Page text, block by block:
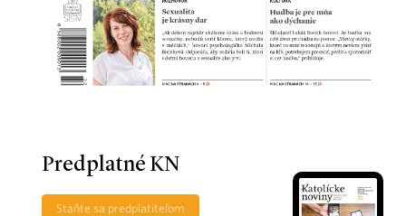
Predplatné KN
Staňte sa predplatiteľom